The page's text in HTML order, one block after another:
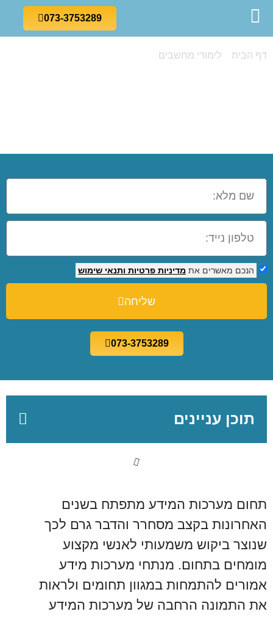
073-3753289
דף הבית לימודי מחשבים
הנכם מאשרים את מדיניות פרטיות ותנאי שימוש
שליחה
073-3753289
תוכן עניינים
תחום מערכות המידע מתפתח בשנים
האחרונות בקצב מסחרר והדבר גרם לכך
שנוצר ביקוש משמעותי לאנשי מקצוע
מומחים בתחום. מנתחי מערכות מידע
אמורים להתמחות במגוון תחומים ולראות
את התמונה הרחבה של מערכות המידע